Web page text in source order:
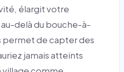
élargit votre
delà du bouche-à-
permet de capter des
jamais atteints